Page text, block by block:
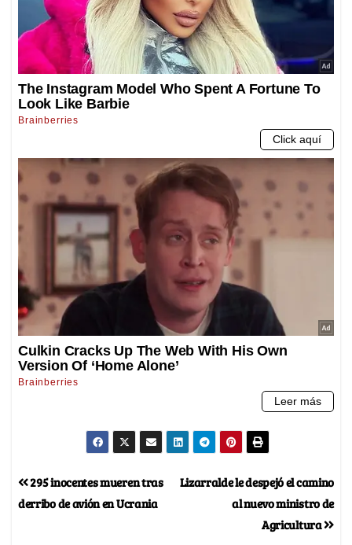
Lizarralde le despejó el camino
al nuevo ministro de
Agricultura
295 inocentes mueren tras
derribo de avión en Ucrania